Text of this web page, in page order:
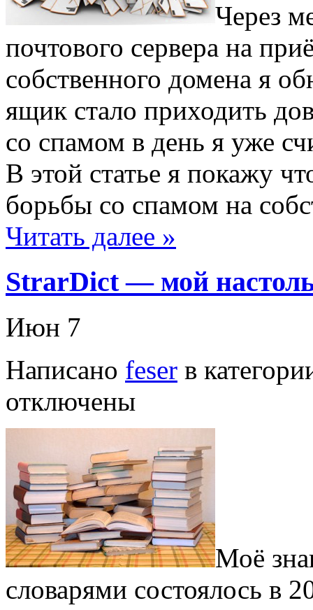
Через
почтового сервера на
собственного домена я
ящик стало приходить
со спамом в день я уже
В этой статье я покажу
борьбы со спамом на
Читать далее »
StrarDict — мой
Июн 7
Написано feser в
отключены
Моё
словарями состоялось в